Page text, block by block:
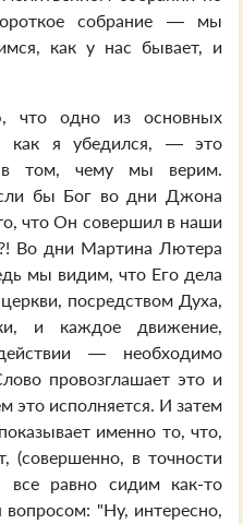
собрание — мы
как у нас бывает, и
что одно из основных
как я убедился, — это
в том, чему мы верим.
бы Бог во дни Джона
что Он совершил в наши
Во дни Мартина Лютера
мы видим, что Его дела
посредством Духа,
и каждое движение,
— необходимо
провозглашает это и
это исполняется. И затем
именно то, что,
(совершенно, в точности
равно сидим как-то
вопросом: "Ну, интересно,